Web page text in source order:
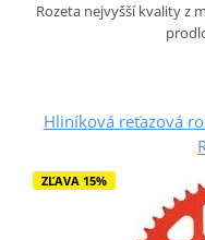
Rozeta nejvyšší kvality z
Hliníková reťazová
ZĽAVA 15%